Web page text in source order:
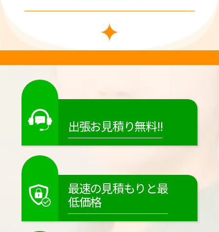
出張お見積り無料!!
最速の見積もりと最
低価格